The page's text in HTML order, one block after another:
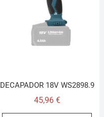
DECAPADOR 18V WS2898.9
45,96 €